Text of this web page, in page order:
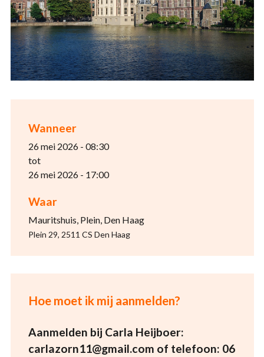
Wanneer
26 mei 2026 - 08:30
tot
26 mei 2026 - 17:00
Waar
Mauritshuis, Plein, Den Haag
Plein 29, 2511 CS Den Haag
Hoe moet ik mij aanmelden?
Aanmelden bij Carla Heijboer:
carlazorn11@gmail.com of telefoon: 06